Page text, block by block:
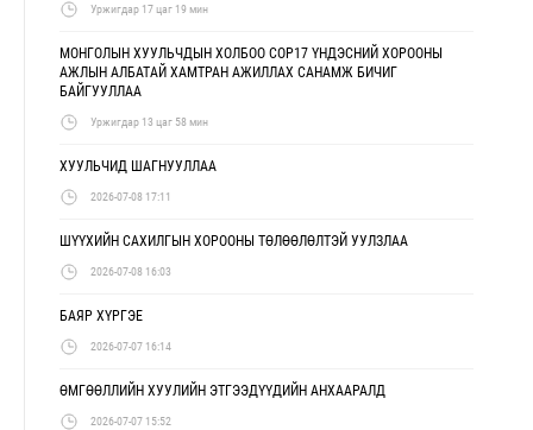
Уржигдар 17 цаг 19 мин
МОНГОЛЫН ХУУЛЬЧДЫН ХОЛБОО COP17 ҮНДЭСНИЙ ХОРООНЫ
АЖЛЫН АЛБАТАЙ ХАМТРАН АЖИЛЛАХ САНАМЖ БИЧИГ
БАЙГУУЛЛАА
Уржигдар 13 цаг 58 мин
ХУУЛЬЧИД ШАГНУУЛЛАА
2026-07-08 17:11
ШҮҮХИЙН САХИЛГЫН ХОРООНЫ ТӨЛӨӨЛӨЛТЭЙ УУЛЗЛАА
2026-07-08 16:03
БАЯР ХҮРГЭЕ
2026-07-07 16:14
ӨМГӨӨЛЛИЙН ХУУЛИЙН ЭТГЭЭДҮҮДИЙН АНХААРАЛД
2026-07-07 15:52